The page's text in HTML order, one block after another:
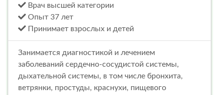
Врач высшей категории
Опыт 37 лет
Принимает взрослых и детей
Занимается диагностикой и лечением
заболеваний сердечно-сосудистой системы,
дыхательной системы, в том числе бронхита,
ветрянки, простуды, краснухи, пищевого